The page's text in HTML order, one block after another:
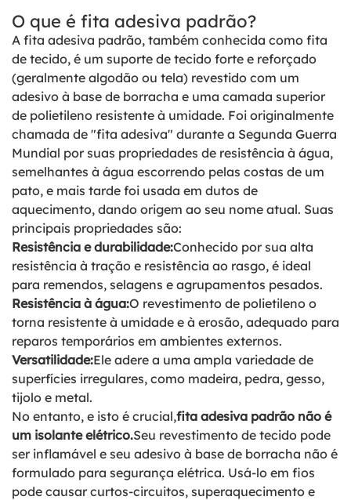
O que é fita adesiva padrão?
A fita adesiva padrão, também conhecida como fita
de tecido, é um suporte de tecido forte e reforçado
(geralmente algodão ou tela) revestido com um
adesivo à base de borracha e uma camada superior
de polietileno resistente à umidade. Foi originalmente
chamada de "fita adesiva" durante a Segunda Guerra
Mundial por suas propriedades de resistência à água,
semelhantes à água escorrendo pelas costas de um
pato, e mais tarde foi usada em dutos de
aquecimento, dando origem ao seu nome atual. Suas
principais propriedades são:
Resistência e durabilidade:Conhecido por sua alta
resistência à tração e resistência ao rasgo, é ideal
para remendos, selagens e agrupamentos pesados.
Resistência à água:O revestimento de polietileno o
torna resistente à umidade e à erosão, adequado para
reparos temporários em ambientes externos.
Versatilidade:Ele adere a uma ampla variedade de
superfícies irregulares, como madeira, pedra, gesso,
tijolo e metal.
No entanto, e isto é crucial,fita adesiva padrão não é
um isolante elétrico.Seu revestimento de tecido pode
ser inflamável e seu adesivo à base de borracha não é
formulado para segurança elétrica. Usá-lo em fios
pode causar curtos-circuitos, superaquecimento e